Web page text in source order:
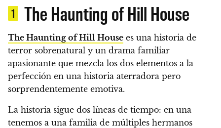
1 The Haunting of Hill House
The Haunting of Hill House es una historia de
terror sobrenatural y un drama familiar
apasionante que mezcla los dos elementos a la
perfección en una historia aterradora pero
sorprendentemente emotiva.
La historia sigue dos líneas de tiempo: en una
tenemos a una familia de múltiples hermanos